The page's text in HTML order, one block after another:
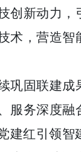
创新动力，
术，营造智
巩固联建成
服务深度融
建红引领智